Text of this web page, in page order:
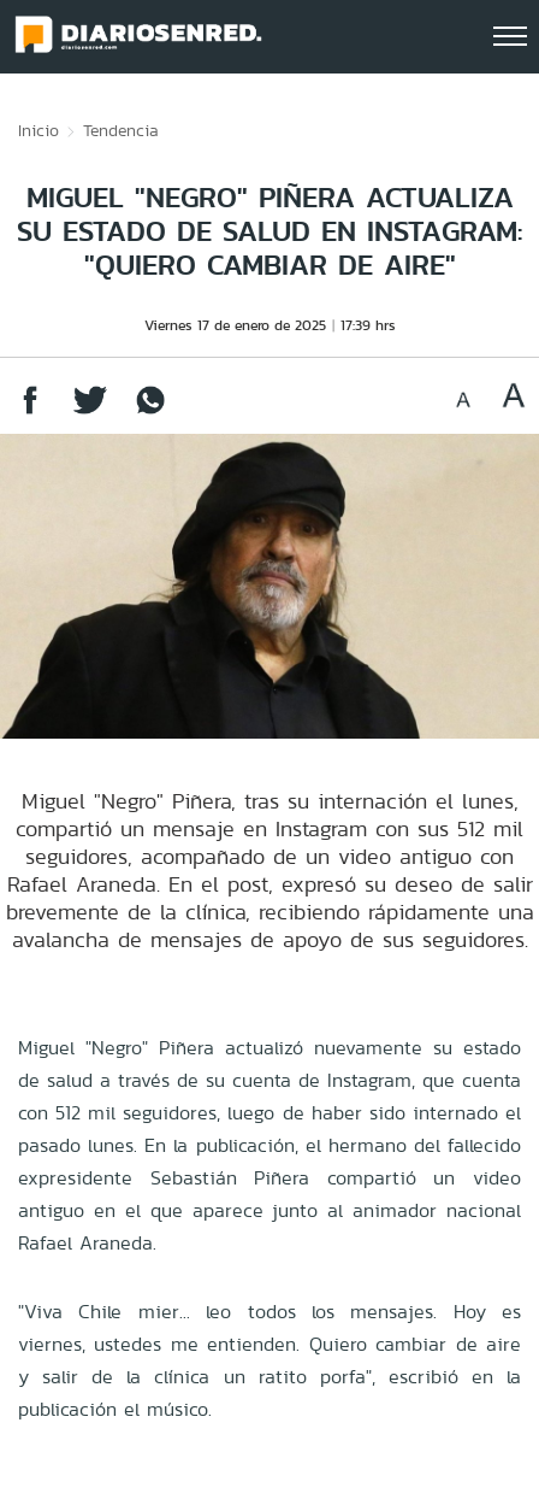
Inicio Tendencia
MIGUEL "NEGRO" PIÑERA ACTUALIZA
SU ESTADO DE SALUD EN INSTAGRAM:
"QUIERO CAMBIAR DE AIRE"
Viernes 17 de enero de 2025 17:39 hrs
Miguel "Negro" Piñera, tras su internación el lunes,
compartió un mensaje en Instagram con sus 512 mil
seguidores, acompañado de un video antiguo con
Rafael Araneda. En el post, expresó su deseo de salir
brevemente de la clínica, recibiendo rápidamente una
avalancha de mensajes de apoyo de sus seguidores.
Miguel "Negro" Piñera actualizó nuevamente su estado
de salud a través de su cuenta de Instagram, que cuenta
con 512 mil seguidores, luego de haber sido internado el
pasado lunes. En la publicación, el hermano del fallecido
expresidente Sebastián Piñera compartió un video
antiguo en el que aparece junto al animador nacional
Rafael Araneda.
"Viva Chile mier... leo todos los mensajes. Hoy es
viernes, ustedes me entienden. Quiero cambiar de aire
y salir de la clínica un ratito porfa", escribió en la
publicación el músico.